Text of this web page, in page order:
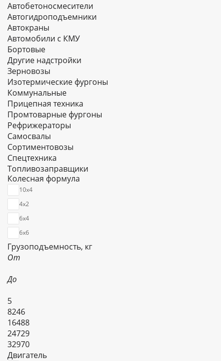
Автобетоносмесители
Автогидроподъемники
Автокраны
Автомобили с КМУ
Бортовые
Другие надстройки
Зерновозы
Изотермические фургоны
Коммунальные
Прицепная техника
Промтоварные фургоны
Рефрижераторы
Самосвалы
Сортиментовозы
Спецтехника
Топливозаправщики
Тягачи
Цельнометаллические фургоны
Цистерны
Шасси
Колесная формула
10х4
4х2
6х4
6х6
Грузоподъемность, кг
От
До
5
8246
16488
24729
32970
Двигатель